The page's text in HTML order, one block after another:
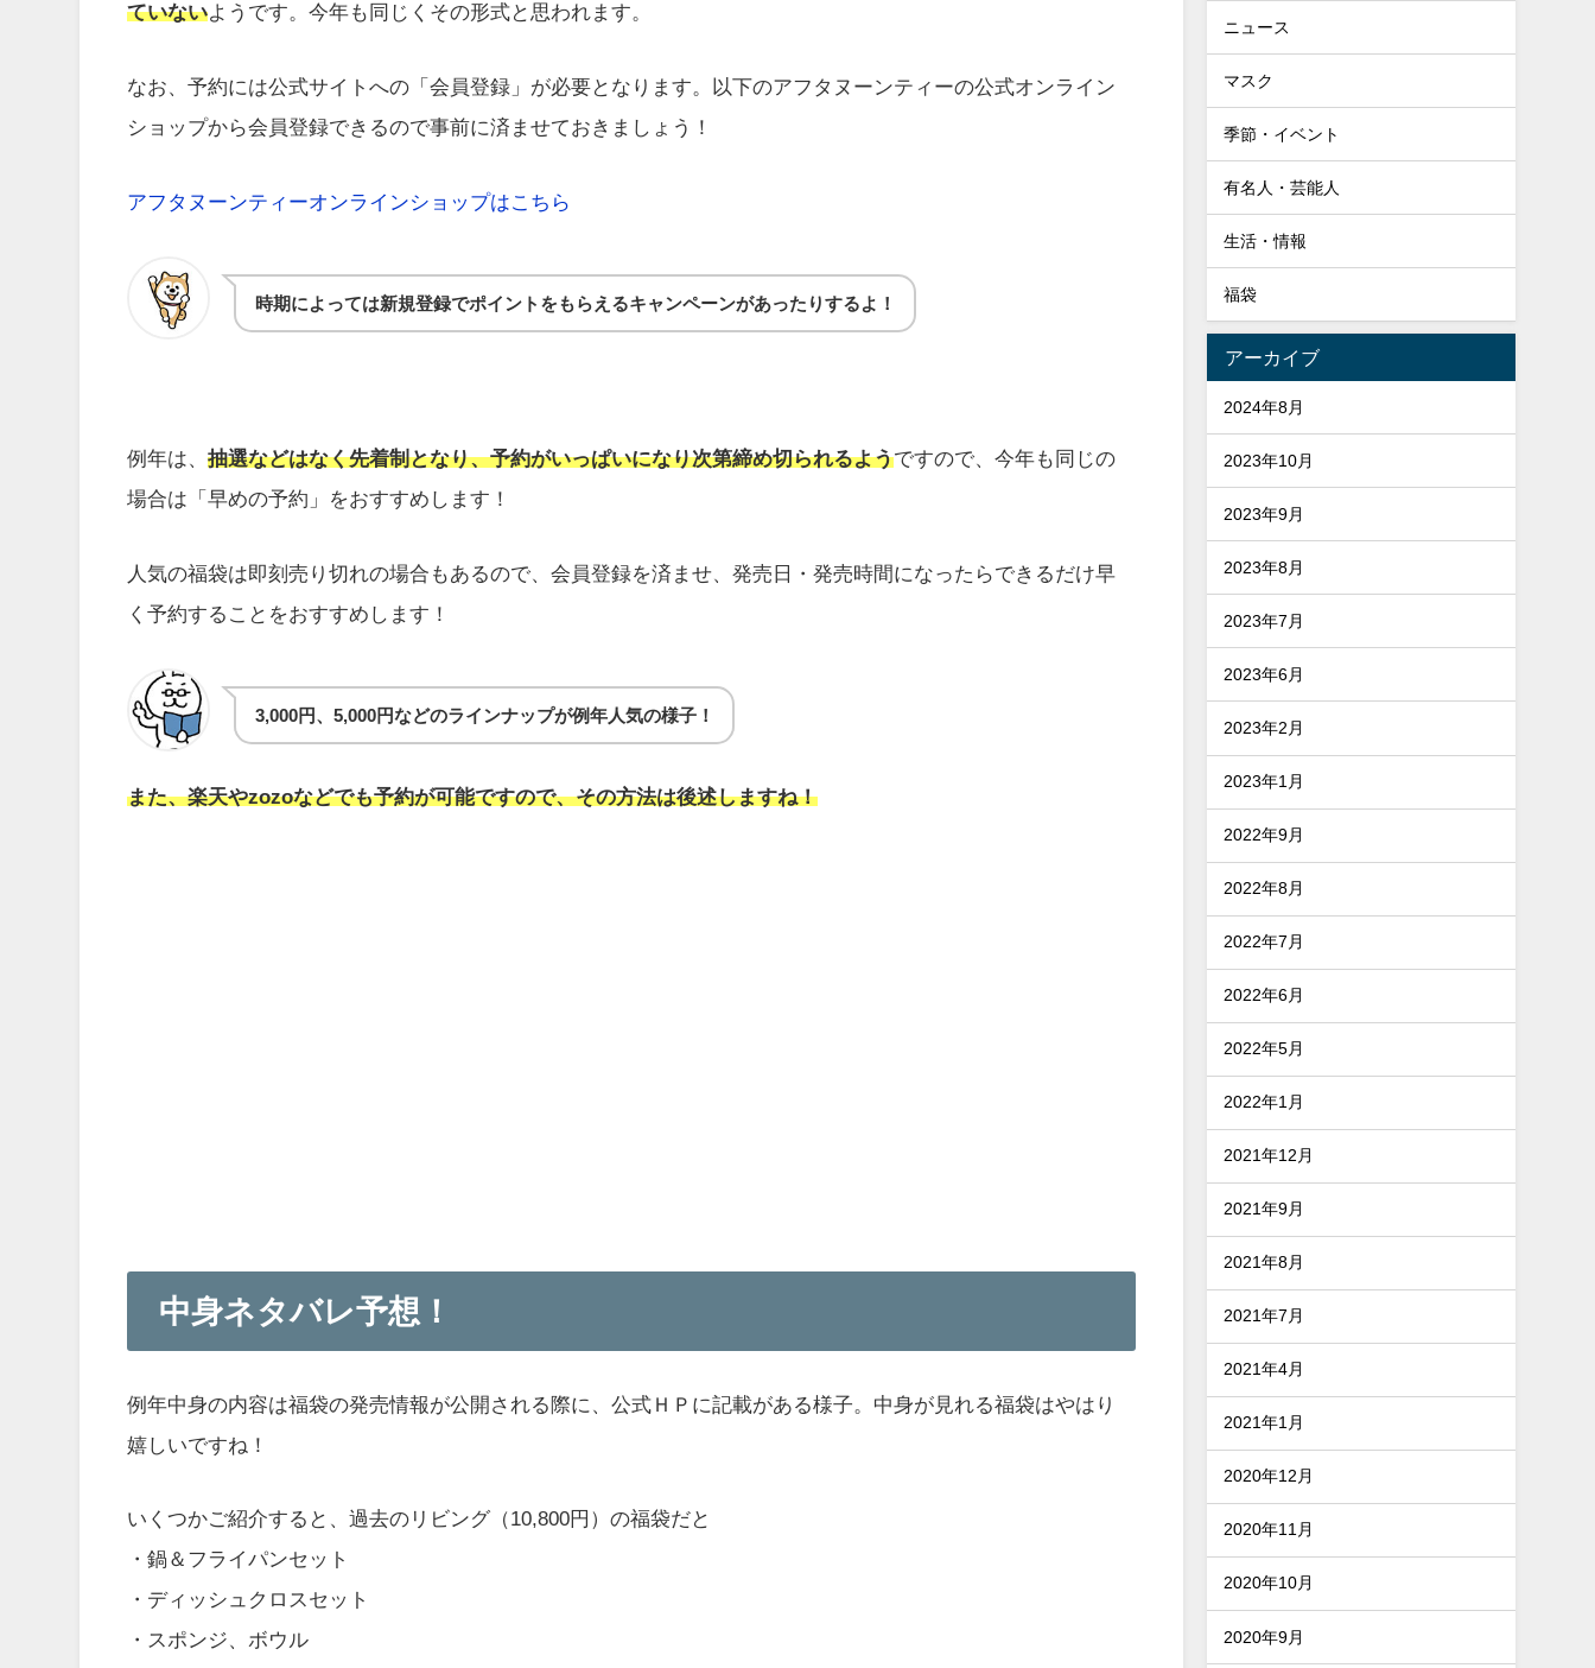
ていないようです。今年も同じくその形式と思われます。
なお、予約には公式サイトへの「会員登録」が必要となります。以下のアフタヌーンティーの公式オンライン
ショップから会員登録できるので事前に済ませておきましょう！
アフタヌーンティーオンラインショップはこちら
時期によっては新規登録でポイントをもらえるキャンペーンがあったりするよ！
例年は、抽選などはなく先着制となり、予約がいっぱいになり次第締め切られるようですので、今年も同じの
場合は「早めの予約」をおすすめします！
人気の福袋は即刻売り切れの場合もあるので、会員登録を済ませ、発売日・発売時間になったらできるだけ早
く予約することをおすすめします！
3,000円、5,000円などのラインナップが例年人気の様子！
また、楽天やzozoなどでも予約が可能ですので、その方法は後述しますね！
中身ネタバレ予想！
例年中身の内容は福袋の発売情報が公開される際に、公式ＨＰに記載がある様子。中身が見れる福袋はやはり
嬉しいですね！
いくつかご紹介すると、過去のリビング（10,800円）の福袋だと
・鍋＆フライパンセット
・ディッシュクロスセット
・スポンジ、ボウル
ニュース
マスク
季節・イベント
有名人・芸能人
生活・情報
福袋
アーカイブ
2024年8月
2023年10月
2023年9月
2023年8月
2023年7月
2023年6月
2023年2月
2023年1月
2022年9月
2022年8月
2022年7月
2022年6月
2022年5月
2022年1月
2021年12月
2021年9月
2021年8月
2021年7月
2021年4月
2021年1月
2020年12月
2020年11月
2020年10月
2020年9月